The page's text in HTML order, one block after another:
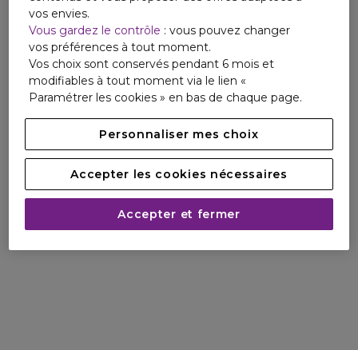
vos envies.
Vous gardez le contrôle : vous pouvez changer
vos préférences à tout moment.
Vos choix sont conservés pendant 6 mois et
modifiables à tout moment via le lien «
Paramétrer les cookies » en bas de chaque page.
Personnaliser mes choix
Accepter les cookies nécessaires
Accepter et fermer